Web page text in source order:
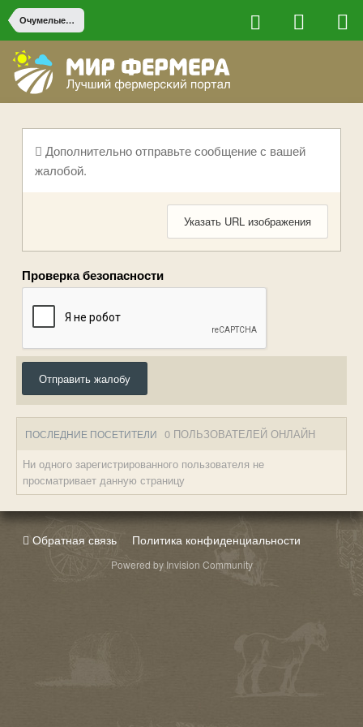
Очумелые ручки
Дополнительно отправьте сообщение с вашей
жалобой.
Указать URL изображения
Проверка безопасности
Отправить жалобу
ПОСЛЕДНИЕ ПОСЕТИТЕЛИ 0 ПОЛЬЗОВАТЕЛЕЙ ОНЛАЙН
Ни одного зарегистрированного пользователя не
просматривает данную страницу
Обратная связь Политика конфиденциальности
Powered by Invision Community